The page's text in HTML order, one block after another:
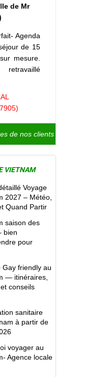
de Mr
Agenda
de 15
mesure.
de nos clients
VIETNAM
Voyage
2027 – Météo,
Quand Partir
saison des
bien
pour
Gay friendly au
— itinéraires,
conseils
sanitaire
à partir de
voyager au
Agence locale